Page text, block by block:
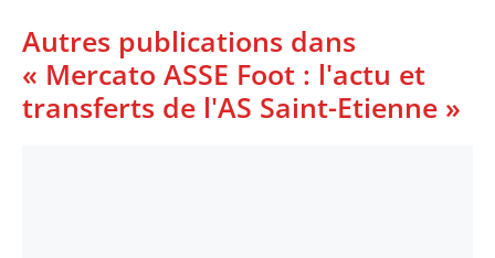
Autres publications dans
« Mercato ASSE Foot : l'actu et
transferts de l'AS Saint-Etienne »